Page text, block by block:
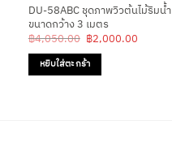
DU-58ABC ชุดภาพวิวต้นไม้ริมน้ำ
ขนาดกว้าง 3 เมตร
฿4,050.00 Original
price
was:
฿4,050.00.
฿2,000.00Current
หยิบใส่ตะกร้า